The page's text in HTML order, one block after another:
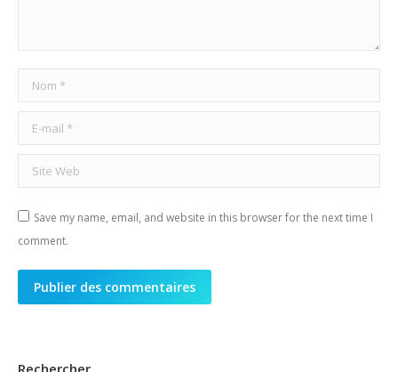
Nom *
E-mail *
Site Web
Save my name, email, and website in this browser for the next time I
comment.
Publier des commentaires
Rechercher